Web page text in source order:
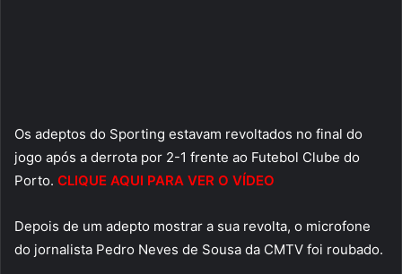
Os adeptos do Sporting estavam revoltados no final do
jogo após a derrota por 2-1 frente ao Futebol Clube do
Porto. CLIQUE AQUI PARA VER O VÍDEO
Depois de um adepto mostrar a sua revolta, o microfone
do jornalista Pedro Neves de Sousa da CMTV foi roubado.